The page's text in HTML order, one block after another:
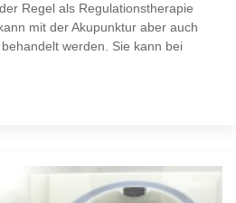
Regel als Regulationstherapie
mit der Akupunktur aber auch
werden. Sie kann bei